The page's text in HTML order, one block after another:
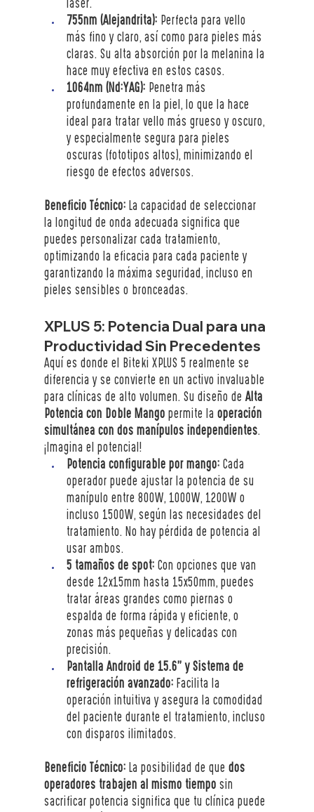
láser.
755nm (Alejandrita): Perfecta para vello
más fino y claro, así como para pieles más
claras. Su alta absorción por la melanina la
hace muy efectiva en estos casos.
1064nm (Nd:YAG): Penetra más
profundamente en la piel, lo que la hace
ideal para tratar vello más grueso y oscuro,
y especialmente segura para pieles
oscuras (fototipos altos), minimizando el
riesgo de efectos adversos.
Beneficio Técnico: La capacidad de seleccionar
la longitud de onda adecuada significa que
puedes personalizar cada tratamiento,
optimizando la eficacia para cada paciente y
garantizando la máxima seguridad, incluso en
pieles sensibles o bronceadas.
XPLUS 5: Potencia Dual para una
Productividad Sin Precedentes
Aquí es donde el Biteki XPLUS 5 realmente se
diferencia y se convierte en un activo invaluable
para clínicas de alto volumen. Su diseño de Alta
Potencia con Doble Mango permite la operación
simultánea con dos manípulos independientes.
¡Imagina el potencial!
Potencia configurable por mango: Cada
operador puede ajustar la potencia de su
manípulo entre 800W, 1000W, 1200W o
incluso 1500W, según las necesidades del
tratamiento. No hay pérdida de potencia al
usar ambos.
5 tamaños de spot: Con opciones que van
desde 12x15mm hasta 15x50mm, puedes
tratar áreas grandes como piernas o
espalda de forma rápida y eficiente, o
zonas más pequeñas y delicadas con
precisión.
Pantalla Android de 15.6” y Sistema de
refrigeración avanzado: Facilita la
operación intuitiva y asegura la comodidad
del paciente durante el tratamiento, incluso
con disparos ilimitados.
Beneficio Técnico: La posibilidad de que dos
operadores trabajen al mismo tiempo sin
sacrificar potencia significa que tu clínica puede